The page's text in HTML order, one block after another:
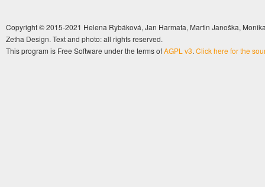
Copyright © 2015-2021 Helena Rybáková, Jan Harmata, Martin Janoška,
Zetha Design. Text and photo: all rights reserved.
This program is Free Software under the terms ofAGPL v3. Click here for the